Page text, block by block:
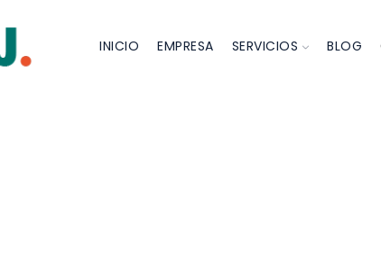
INICIO EMPRESA SERVICIOS BLOG